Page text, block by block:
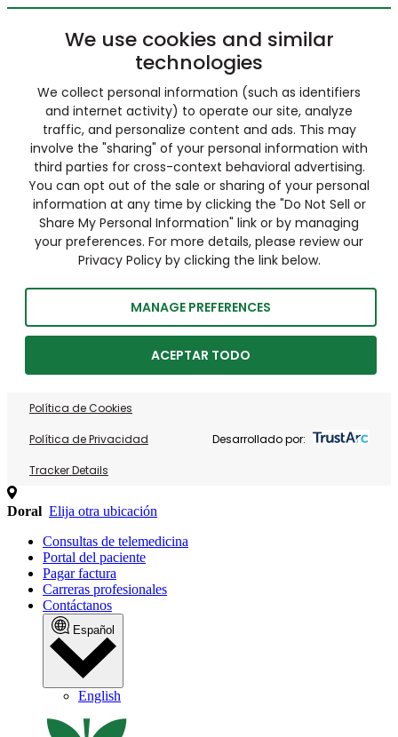
We use cookies and similar
technologies
We collect personal information (such as identifiers
and internet activity) to operate our site, analyze
traffic, and personalize content and ads. This may
involve the "sharing" of your personal information with
third parties for cross-context behavioral advertising.
You can opt out of the sale or sharing of your personal
information at any time by clicking the "Do Not Sell or
Share My Personal Information" link or by managing
your preferences. For more details, please review our
Privacy Policy by clicking the link below.
MANAGE PREFERENCES
ACEPTAR TODO
Política de Cookies
Política de Privacidad
Tracker Details
Desarrollado por:
Doral Elija otra ubicación
Consultas de telemedicina
Portal del paciente
Pagar factura
Carreras profesionales
Contáctanos
Español
English